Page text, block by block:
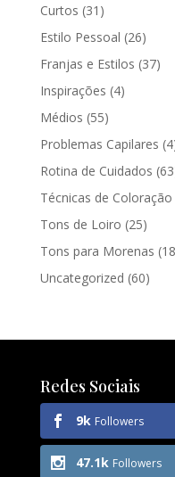
Curtos (31)
Estilo Pessoal (26)
Franjas e Estilos (37)
Inspirações (4)
Médios (55)
Problemas Capilares
Rotina de Cuidados
Técnicas de Coloração
Tons de Loiro (25)
Tons para Morenas
Uncategorized (60)
Redes Sociais
9k Followers
47.1k Followers